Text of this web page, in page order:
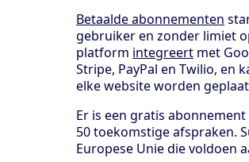
Betaalde abonnementen
gebruiker en zonder limiet
platform integreert met
Stripe, PayPal en Twilio, en
elke website worden
Er is een gratis
50 toekomstige afspraken.
Europese Unie die voldoen